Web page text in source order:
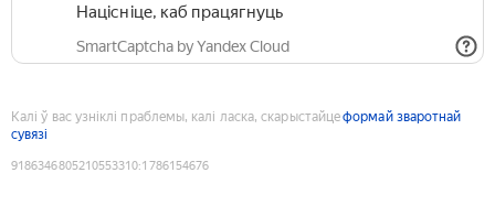
Націсніце, каб працягнуць
SmartCaptcha by Yandex Cloud
Калі ў вас узніклі праблемы, калі ласка, скарыстайцеформай зваротнай
сувязі
9186346805210553310:1786154676